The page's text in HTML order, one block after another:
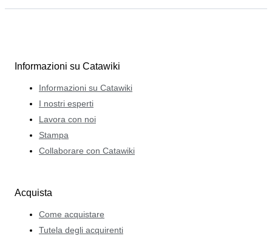
Informazioni su Catawiki
Informazioni su Catawiki
I nostri esperti
Lavora con noi
Stampa
Collaborare con Catawiki
Acquista
Come acquistare
Tutela degli acquirenti